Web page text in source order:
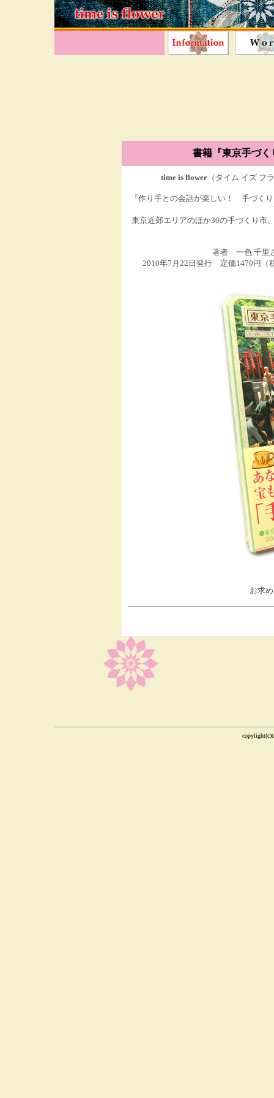
書籍 『東京手づ
time is flower （タイム イズ フ
『作り手との会話が楽しい！ 手づく
東京近郊エリアのほか30の手づくり
著者 一色 千
2010年7月22日発行 定価1470円
お求